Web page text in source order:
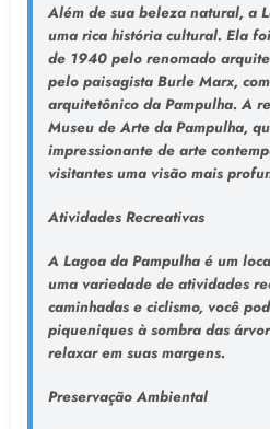
Além de sua beleza natural, a
uma rica história cultural. Ela
de 1940 pelo renomado
pelo paisagista Burle Marx,
arquitetônico da Pampulha. A
Museu de Arte da Pampulha,
impressionante de arte
visitantes uma visão mais
Atividades Recreativas
A Lagoa da Pampulha é um
uma variedade de atividades
caminhadas e ciclismo, você
piqueniques à sombra das
relaxar em suas margens.
Preservação Ambiental